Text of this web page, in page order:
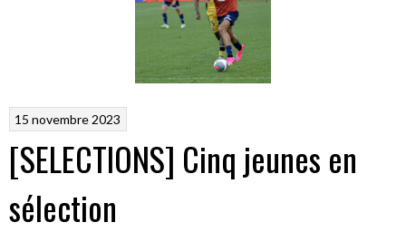
15 novembre 2023
[SELECTIONS] Cinq jeunes en
sélection